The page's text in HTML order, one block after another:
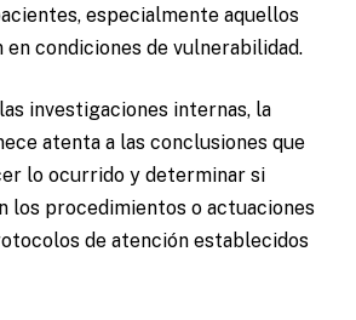
especialmente aquellos
en condiciones de vulnerabilidad.
investigaciones internas, la
atenta a las conclusiones que
lo ocurrido y determinar si
los procedimientos o actuaciones
de atención establecidos